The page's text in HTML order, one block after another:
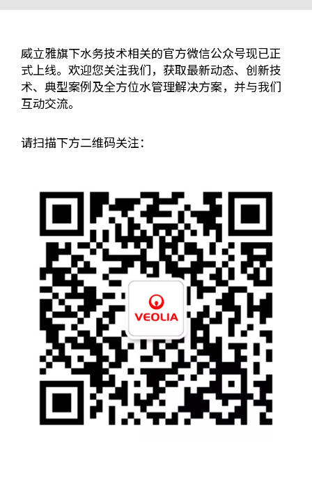
威立雅旗下水务技术相关的官方微信公众号现已正
式上线。欢迎您关注我们，获取最新动态、创新技
术、典型案例及全方位水管理解决方案，并与我们
互动交流。
请扫描下方二维码关注：